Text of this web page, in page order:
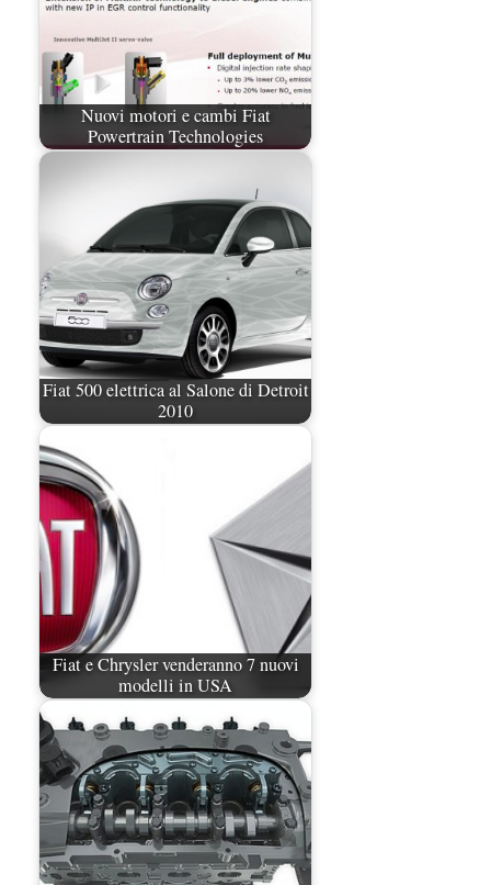
Nuovi motori e cambi Fiat
Powertrain Technologies
Fiat 500 elettrica al Salone di Detroit
2010
Fiat e Chrysler venderanno 7 nuovi
modelli in USA